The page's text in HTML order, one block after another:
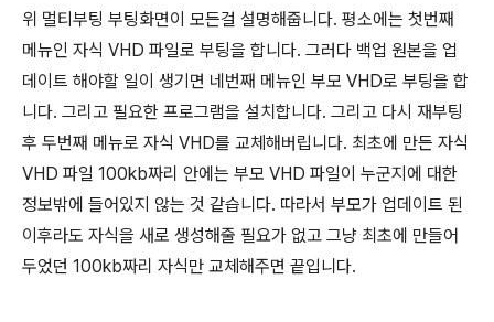
위 멀티부팅 부팅화면이 모든걸 설명해줍니다. 평소에는 첫번째
메뉴인 자식 VHD 파일로 부팅을 합니다. 그러다 백업 원본을 업
데이트 해야할 일이 생기면 네번째 메뉴인 부모 VHD로 부팅을 합
니다. 그리고 필요한 프로그램을 설치합니다. 그리고 다시 재부팅
후 두번째 메뉴로 자식 VHD를 교체해버립니다. 최초에 만든 자식
VHD 파일 100kb짜리 안에는 부모 VHD 파일이 누군지에 대한
정보밖에 들어있지 않는 것 같습니다. 따라서 부모가 업데이트 된
이후라도 자식을 새로 생성해줄 필요가 없고 그냥 최초에 만들어
두었던 100kb짜리 자식만 교체해주면 끝입니다.